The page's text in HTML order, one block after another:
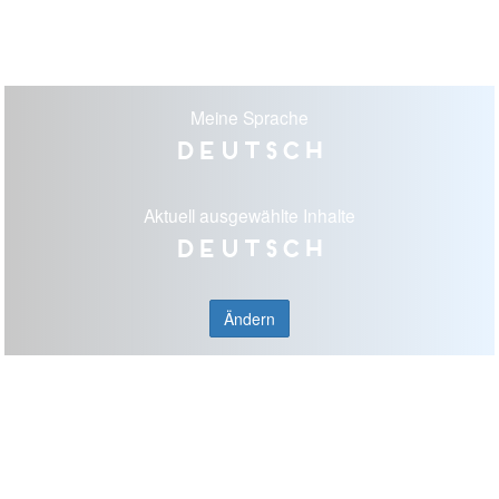
Meine Sprache
Deutsch
Aktuell ausgewählte Inhalte
Deutsch
Ändern